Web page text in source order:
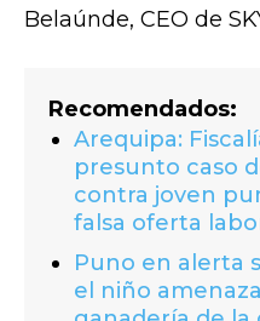
Belaúnde, CEO de
Recomendados:
Arequipa:
presunto caso
contra joven
falsa oferta
Puno en alerta
el niño